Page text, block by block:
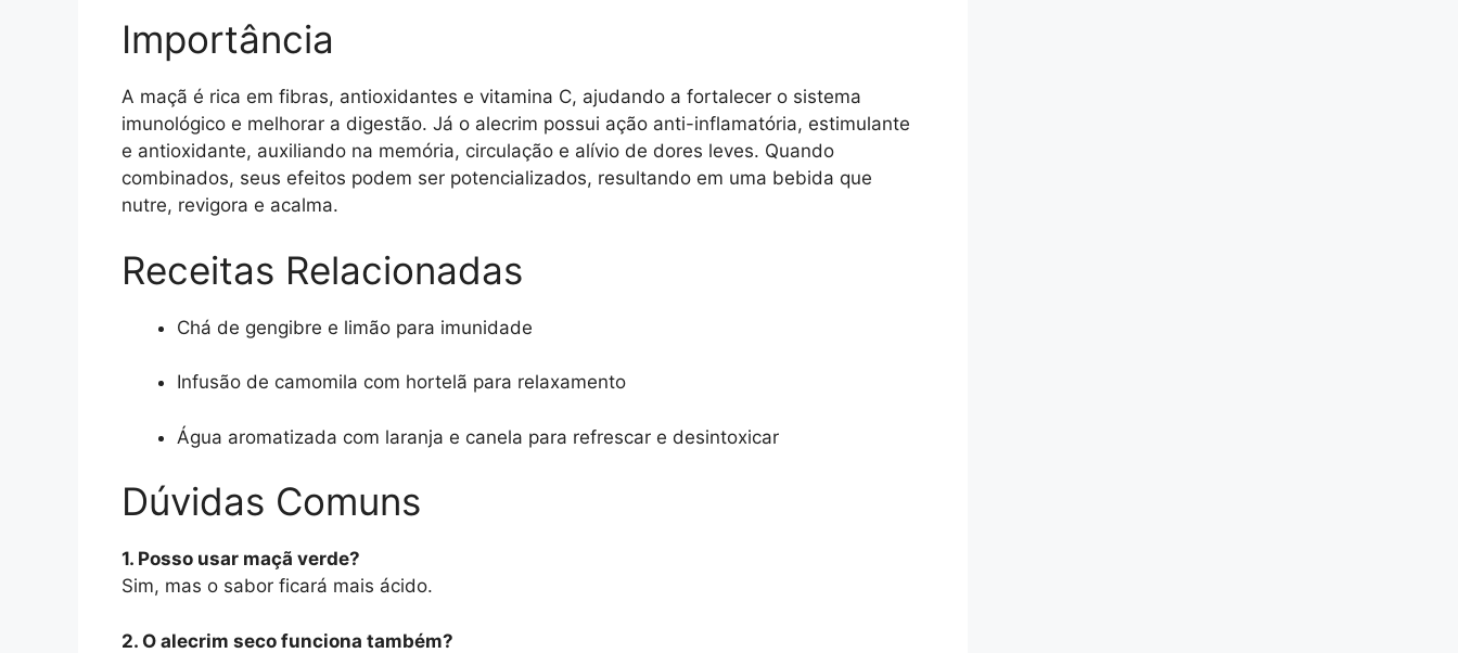
Importância
A maçã é rica em fibras, antioxidantes e vitamina C, ajudando a fortalecer o sistema
imunológico e melhorar a digestão. Já o alecrim possui ação anti-inflamatória, estimulante
e antioxidante, auxiliando na memória, circulação e alívio de dores leves. Quando
combinados, seus efeitos podem ser potencializados, resultando em uma bebida que
nutre, revigora e acalma.
Receitas Relacionadas
Chá de gengibre e limão para imunidade
Infusão de camomila com hortelã para relaxamento
Água aromatizada com laranja e canela para refrescar e desintoxicar
Dúvidas Comuns
1. Posso usar maçã verde?
Sim, mas o sabor ficará mais ácido.
2. O alecrim seco funciona também?